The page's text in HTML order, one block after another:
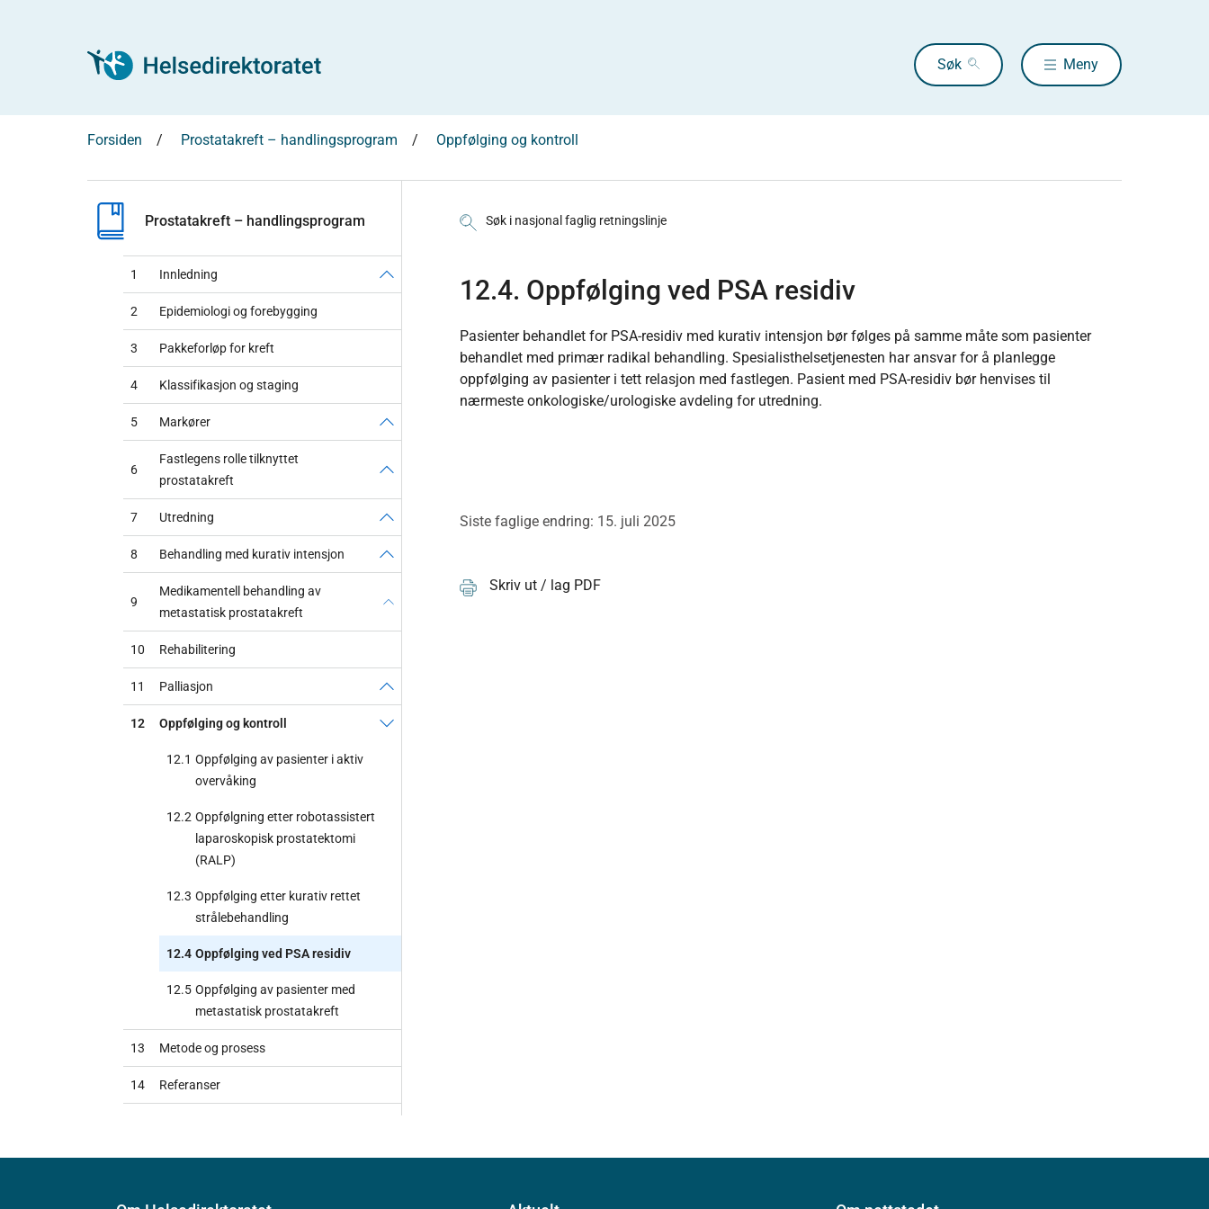
Søk Meny
Forsiden Prostatakreft – handlingsprogram Oppfølging og kontroll
Prostatakreft – handlingsprogram
1 Innledning
2 Epidemiologi og forebygging
3 Pakkeforløp for kreft
4 Klassifikasjon og staging
5 Markører
6
Fastlegens rolle tilknyttet
prostatakreft
7 Utredning
8 Behandling med kurativ intensjon
9
Medikamentell behandling av
metastatisk prostatakreft
10 Rehabilitering
11 Palliasjon
12 Oppfølging og kontroll
12.1 Oppfølging av pasienter i aktiv
overvåking
12.2 Oppfølgning etter robotassistert
laparoskopisk prostatektomi
(RALP)
12.3 Oppfølging etter kurativ rettet
strålebehandling
12.4 Oppfølging ved PSA residiv
12.5 Oppfølging av pasienter med
metastatisk prostatakreft
13 Metode og prosess
14 Referanser
Søk i nasjonal faglig retningslinje
12.4. Oppfølging ved PSA residiv
Pasienter behandlet for PSA-residiv med kurativ intensjon bør følges på samme måte som pasienter
behandlet med primær radikal behandling. Spesialisthelsetjenesten har ansvar for å planlegge
oppfølging av pasienter i tett relasjon med fastlegen. Pasient med PSA-residiv bør henvises til
nærmeste onkologiske/urologiske avdeling for utredning.
Siste faglige endring: 15. juli 2025
Skriv ut / lag PDF